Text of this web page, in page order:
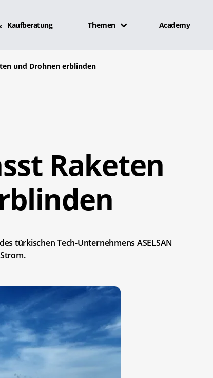
Kaufberatung Themen Academy
und Drohnen erblinden
Raketen
türkischen Tech-Unternehmens ASELSAN